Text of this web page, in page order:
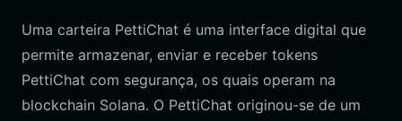
Uma carteira PettiChat é uma interface digital que
permite armazenar, enviar e receber tokens
PettiChat com segurança, os quais operam na
blockchain Solana. O PettiChat originou-se de um